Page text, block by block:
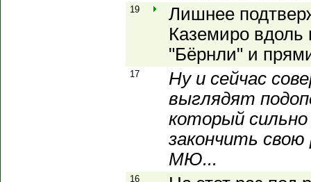
19
Лишнее
Каземиро
"Бёрнли" и
17
Ну и сейчас
выглядят
который
закончить свою
МЮ...
16